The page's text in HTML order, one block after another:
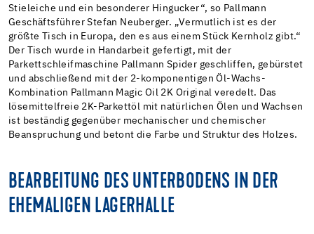
Stieleiche und ein besonderer Hingucker“, so Pallmann
Geschäftsführer Stefan Neuberger. „Vermutlich ist es der
größte Tisch in Europa, den es aus einem Stück Kernholz gibt.“
Der Tisch wurde in Handarbeit gefertigt, mit der
Parkettschleifmaschine Pallmann Spider geschliffen, gebürstet
und abschließend mit der 2-komponentigen Öl-Wachs-
Kombination Pallmann Magic Oil 2K Original veredelt. Das
lösemittelfreie 2K-Parkettöl mit natürlichen Ölen und Wachsen
ist beständig gegenüber mechanischer und chemischer
Beanspruchung und betont die Farbe und Struktur des Holzes.
BEARBEITUNG DES UNTERBODENS IN DER
EHEMALIGEN LAGERHALLE